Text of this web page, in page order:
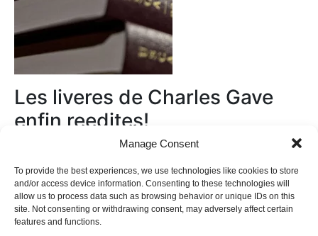
Manage Consent
To provide the best experiences, we use technologies like cookies to store
and/or access device information. Consenting to these technologies will
allow us to process data such as browsing behavior or unique IDs on this
site. Not consenting or withdrawing consent, may adversely affect certain
features and functions.
Les liveres de Charles Gave
enfin reedites!